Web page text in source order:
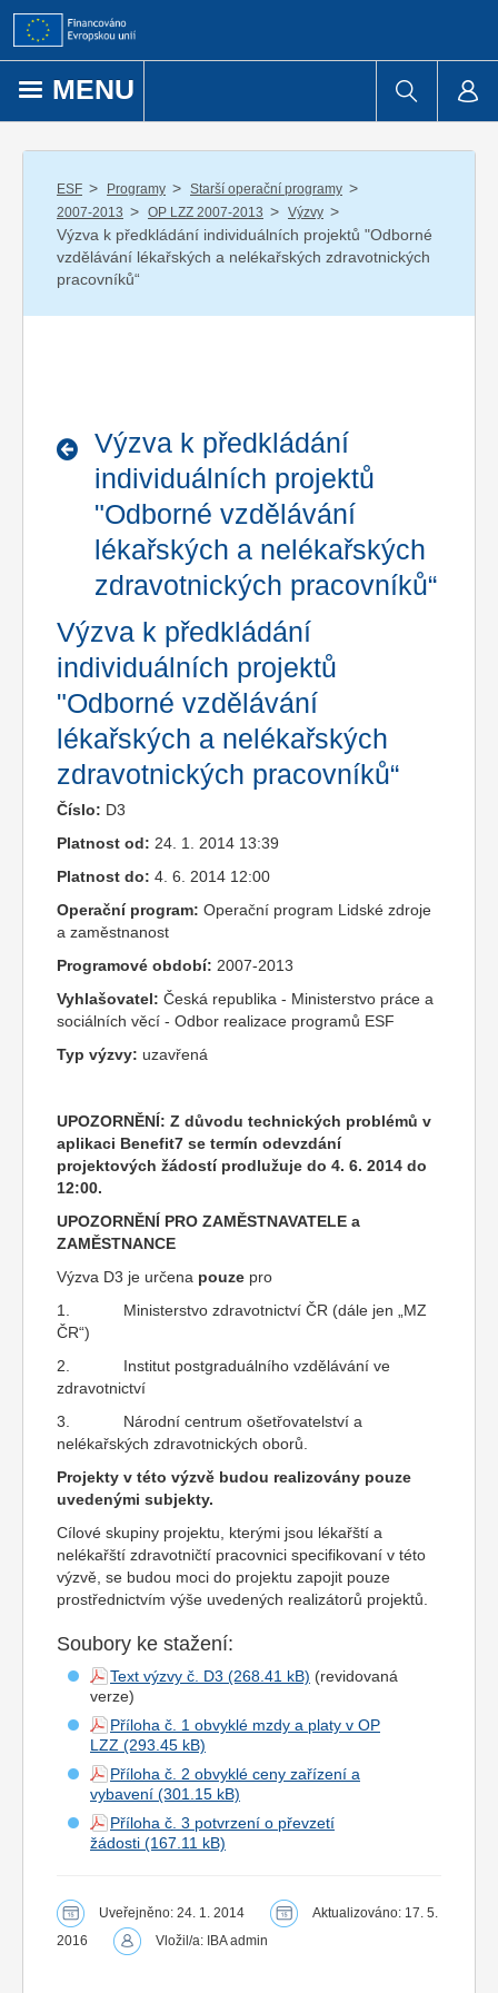
Přejít k obsahu
MENU
ESF / Programy / Starší operační programy /
2007-2013 / OP LZZ 2007-2013 / Výzvy /
Výzva k předkládání individuálních projektů "Odborné
vzdělávání lékařských a nelékařských zdravotnických
pracovníků“
Výzva k předkládání
individuálních projektů
"Odborné vzdělávání
lékařských a nelékařských
zdravotnických pracovníků“
Výzva k předkládání
individuálních projektů
"Odborné vzdělávání
lékařských a nelékařských
zdravotnických pracovníků“
Číslo: D3
Platnost od: 24. 1. 2014 13:39
Platnost do: 4. 6. 2014 12:00
Operační program: Operační program Lidské zdroje
a zaměstnanost
Programové období: 2007-2013
Vyhlašovatel: Česká republika - Ministerstvo práce a
sociálních věcí - Odbor realizace programů ESF
Typ výzvy: uzavřená
UPOZORNĚNÍ: Z důvodu technických problémů v
aplikaci Benefit7 se termín odevzdání
projektových žádostí prodlužuje do 4. 6. 2014 do
12:00.
UPOZORNĚNÍ PRO ZAMĚSTNAVATELE a
ZAMĚSTNANCE
Výzva D3 je určena pouze pro
1. Ministerstvo zdravotnictví ČR (dále jen „MZ
ČR“)
2. Institut postgraduálního vzdělávání ve
zdravotnictví
3. Národní centrum ošetřovatelství a
nelékařských zdravotnických oborů.
Projekty v této výzvě budou realizovány pouze
uvedenými subjekty.
Cílové skupiny projektu, kterými jsou lékařští a
nelékařští zdravotničtí pracovnici specifikovaní v této
výzvě, se budou moci do projektu zapojit pouze
prostřednictvím výše uvedených realizátorů projektů.
Soubory ke stažení:
Text výzvy č. D3
(revidovaná
verze)
Příloha č. 1 obvyklé mzdy a platy v OP
LZZ
Příloha č. 2 obvyklé ceny zařízení a
vybavení
Příloha č. 3 potvrzení o převzetí
žádosti
Uveřejněno: 24. 1. 2014
Aktualizováno: 17. 5.
2016
Vložil/a: IBA admin